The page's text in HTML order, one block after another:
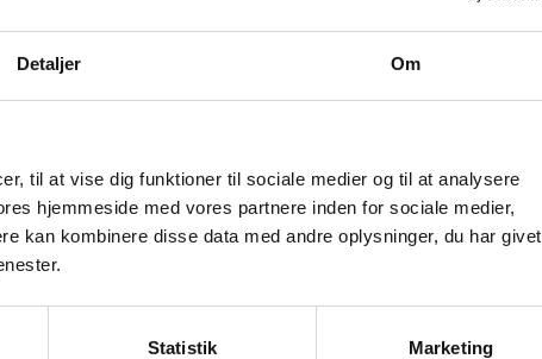
Detaljer Om
til at vise dig funktioner til sociale medier og til at analysere
hjemmeside med vores partnere inden for sociale medier,
kan kombinere disse data med andre oplysninger, du har givet
Statistik Marketing